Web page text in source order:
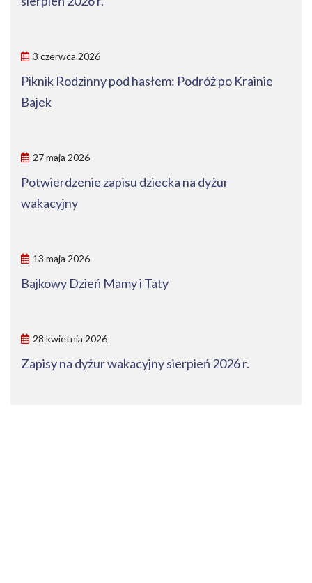
3 czerwca 2026
Piknik Rodzinny pod hasłem: Podróż po Krainie
Bajek
27 maja 2026
Potwierdzenie zapisu dziecka na dyżur
wakacyjny
13 maja 2026
Bajkowy Dzień Mamy i Taty
28 kwietnia 2026
Zapisy na dyżur wakacyjny sierpień 2026 r.